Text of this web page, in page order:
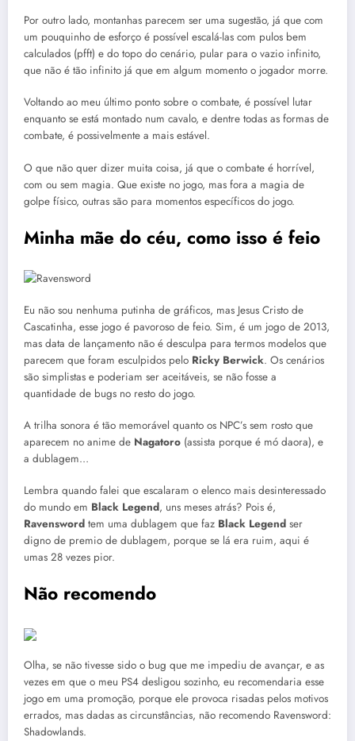
Por outro lado, montanhas parecem ser uma sugestão, já que com
um pouquinho de esforço é possível escalá-las com pulos bem
calculados (pfft) e do topo do cenário, pular para o vazio infinito,
que não é tão infinito já que em algum momento o jogador morre.
Voltando ao meu último ponto sobre o combate, é possível lutar
enquanto se está montado num cavalo, e dentre todas as formas de
combate, é possivelmente a mais estável.
O que não quer dizer muita coisa, já que o combate é horrível,
com ou sem magia. Que existe no jogo, mas fora a magia de
golpe físico, outras são para momentos específicos do jogo.
Minha mãe do céu, como isso é feio
Eu não sou nenhuma putinha de gráficos, mas Jesus Cristo de
Cascatinha, esse jogo é pavoroso de feio. Sim, é um jogo de 2013,
mas data de lançamento não é desculpa para termos modelos que
parecem que foram esculpidos pelo Ricky Berwick. Os cenários
são simplistas e poderiam ser aceitáveis, se não fosse a
quantidade de bugs no resto do jogo.
A trilha sonora é tão memorável quanto os NPC’s sem rosto que
aparecem no anime de Nagatoro (assista porque é mó daora), e
a dublagem…
Lembra quando falei que escalaram o elenco mais desinteressado
do mundo em Black Legend, uns meses atrás? Pois é,
Ravensword tem uma dublagem que faz Black Legend ser
digno de premio de dublagem, porque se lá era ruim, aqui é
umas 28 vezes pior.
Não recomendo
Olha, se não tivesse sido o bug que me impediu de avançar, e as
vezes em que o meu PS4 desligou sozinho, eu recomendaria esse
jogo em uma promoção, porque ele provoca risadas pelos motivos
errados, mas dadas as circunstâncias, não recomendo Ravensword:
Shadowlands.